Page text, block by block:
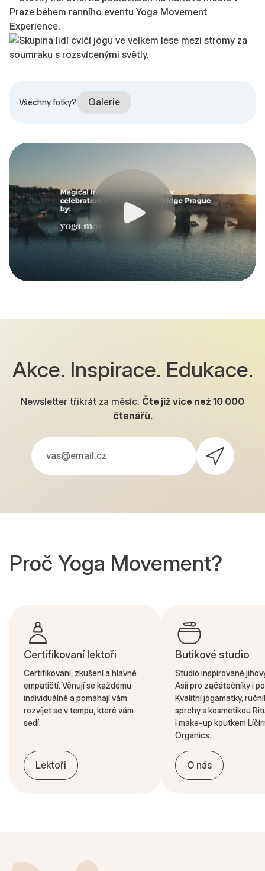
Všechny fotky? Galerie
Akce. Inspirace. Edukace.
Newsletter třikrát za měsíc. Čte již více než 10 000
čtenářů.
Proč Yoga Movement?
Certifikovaní lektoři
Certifikovaní, zkušení a hlavně
empatičtí. Věnují se každému
individuálně a pomáhají vám
rozvíjet se v tempu, které vám
sedí.
Lektoři
Butikové studio
Studio inspirované
Asií pro začátečníky i
Kvalitní jógamatky,
sprchy s kosmetikou
i make-up koutkem
Organics.
O nás